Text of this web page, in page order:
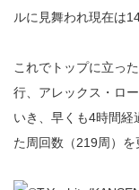
ルに見舞われ現在は
これでトップに立っ
行、アレックス・ロ
いき、早くも4時間
た周回数（219周）を